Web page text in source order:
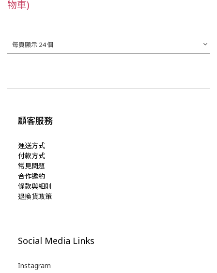
物車)
每頁顯示 24 個
顧客服務
運送方式
付款方式
常見問題
合作邀約
條款與細則
退換貨政策
Social Media Links
Instagram